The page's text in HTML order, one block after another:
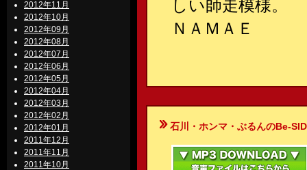
2012年11月
2012年10月
2012年09月
2012年08月
2012年07月
2012年06月
2012年05月
2012年04月
2012年03月
2012年02月
2012年01月
2011年12月
2011年11月
2011年10月
しい師走模様。
ＮＡＭＡＥ
石川・ホンマ・ぶるんのBe-